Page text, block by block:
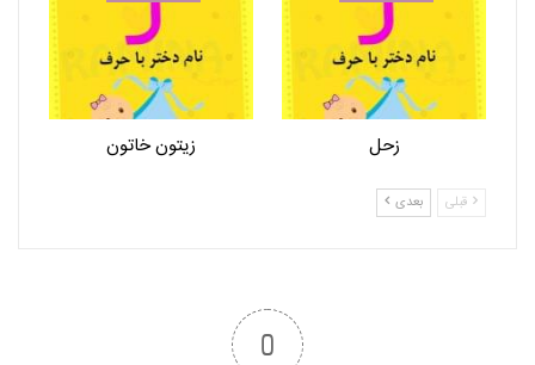
زحل زیتون خاتون
قبلی بعدی
0